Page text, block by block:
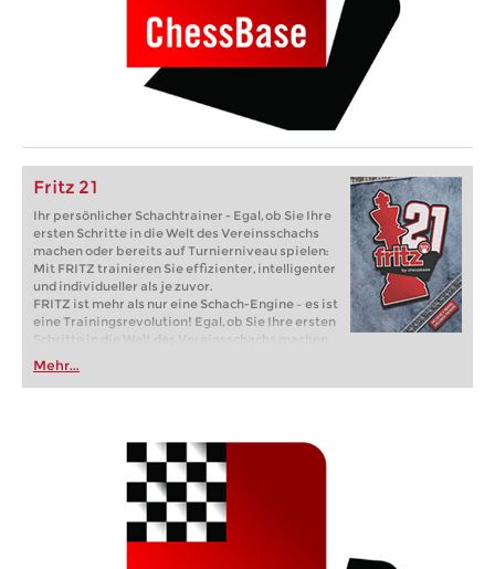
Fritz 21
Ihr persönlicher Schachtrainer - Egal, ob Sie Ihre
ersten Schritte in die Welt des Vereinsschachs
machen oder bereits auf Turnierniveau spielen:
Mit FRITZ trainieren Sie effizienter, intelligenter
und individueller als je zuvor.
FRITZ ist mehr als nur eine Schach-Engine – es ist
eine Trainingsrevolution! Egal, ob Sie Ihre ersten
Schritte in die Welt des Vereinsschachs machen
oder bereits auf Turnierniveau spielen: Mit
FRITZ trainieren Sie effizienter, intelligenter und
individueller als je zuvor.
Mehr...